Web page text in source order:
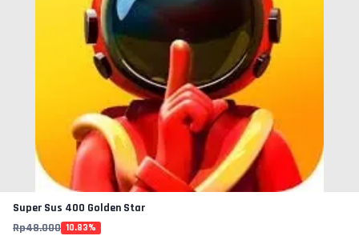
Super Sus 400 Golden Star
Rp48.000 10.83%